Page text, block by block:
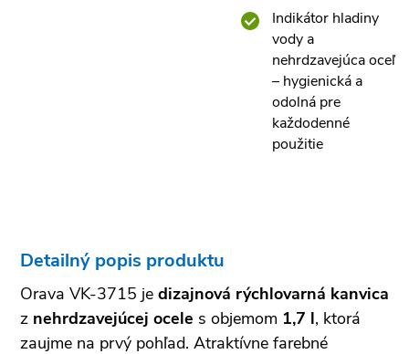
Indikátor hladiny
vody a
nehrdzavejúca oceľ
– hygienická a
odolná pre
každodenné
použitie
Detailný popis produktu
Orava VK-3715 je dizajnová rýchlovarná kanvica
z nehrdzavejúcej ocele s objemom 1,7 l, ktorá
zaujme na prvý pohľad. Atraktívne farebné